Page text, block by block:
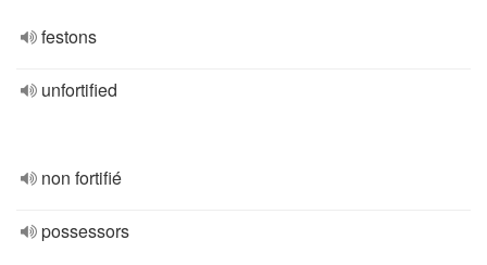
festons
unfortified
non fortifié
possessors